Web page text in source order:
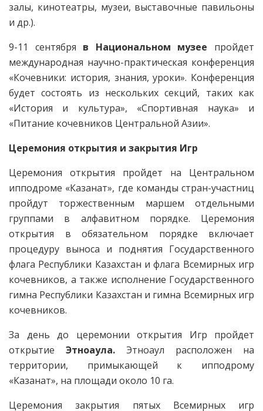
залы, кинотеатры, музеи, выставочные павильоны
и др.).
9-11 сентября в Национальном музее пройдет
международная научно-практическая конференция
«Кочевники: история, знания, уроки». Конференция
будет состоять из нескольких секций, таких как
«История и культура», «Спортивная наука» и
«Питание кочевников Центральной Азии».
Церемония открытия и закрытия Игр
Церемония открытия пройдет на Центральном
ипподроме «Казанат», где команды стран-участниц
пройдут торжественным маршем отдельными
группами в алфавитном порядке. Церемония
открытия в обязательном порядке включает
процедуру выноса и поднятия Государственного
флага Республики Казахстан и флага Всемирных игр
кочевников, а также исполнение Государственного
гимна Республики Казахстан и гимна Всемирных игр
кочевников.
За день до церемонии открытия Игр пройдет
открытие Этноаула. Этноаул расположен на
территории, примыкающей к ипподрому
«Казанат», на площади около 10 га.
Церемония закрытия пятых Всемирных игр